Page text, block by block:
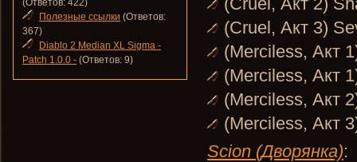
(Cruel, Акт 3)
(Merciless, Акт
(Merciless, Акт
(Merciless, Акт
(Merciless, Акт
Scion (Дворянка):
(Ответов: 422)
Полезные ссылки (Ответов:
367)
Diablo 2 Median XL Sigma -
Patch 1.0.0 - (Ответов: 9)